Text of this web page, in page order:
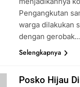
Pengangkutan
warga dilakukan
dengan gerobak…
Selengkapnya
Posko Hijau